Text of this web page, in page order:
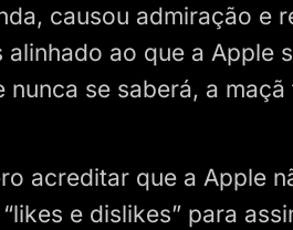
causou admiração e
alinhado ao que a Apple
nunca se saberá, a
acreditar que a Apple
e dislikes” para